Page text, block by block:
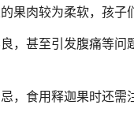
果肉较为柔软，孩
，甚至引发腹痛等问
，食用释迦果时还需